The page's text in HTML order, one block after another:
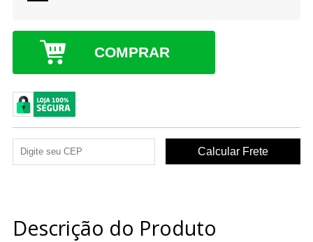
COMPRAR
Descrição do Produto